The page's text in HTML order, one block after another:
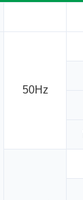
50Hz